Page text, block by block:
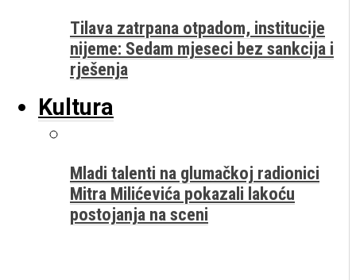
Tilava zatrpana otpadom, institucije
nijeme: Sedam mjeseci bez sankcija i
rješenja
Kultura
Mladi talenti na glumačkoj radionici
Mitra Milićevića pokazali lakoću
postojanja na sceni